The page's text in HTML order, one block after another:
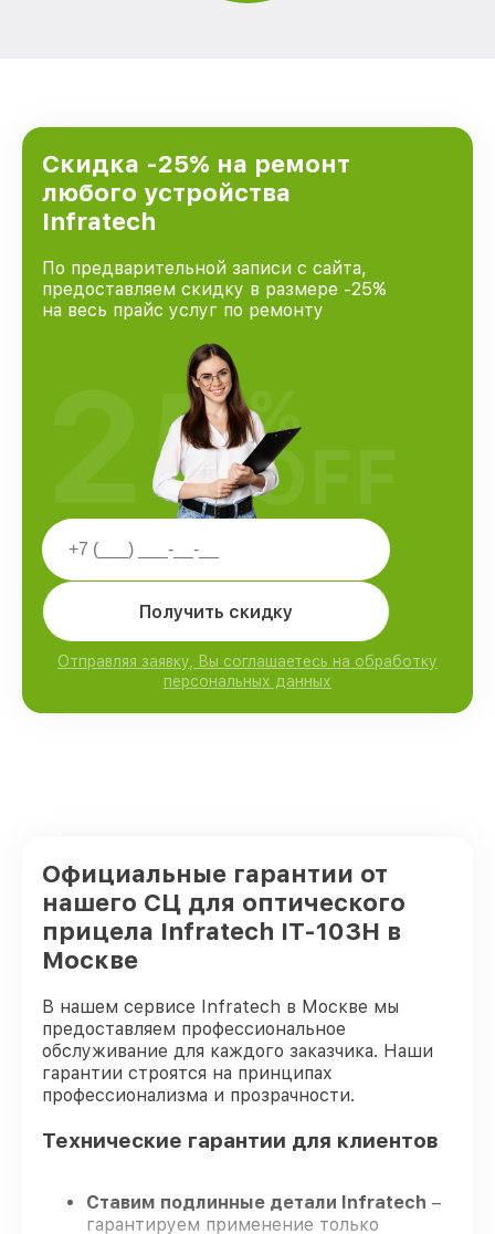
Скидка -25% на ремонт
любого устройства
Infratech
По предварительной записи с сайта,
предоставляем скидку в размере -25%
на весь прайс услуг по ремонту
Получить скидку
Отправляя заявку, Вы соглашаетесь на обработку
персональных данных
25%
OFF
Официальные гарантии от
нашего СЦ для оптического
прицела Infratech IT-103Н в
Москве
В нашем сервисе Infratech в Москве мы
предоставляем профессиональное
обслуживание для каждого заказчика. Наши
гарантии строятся на принципах
профессионализма и прозрачности.
Технические гарантии для клиентов
Ставим подлинные детали Infratech –
гарантируем применение только